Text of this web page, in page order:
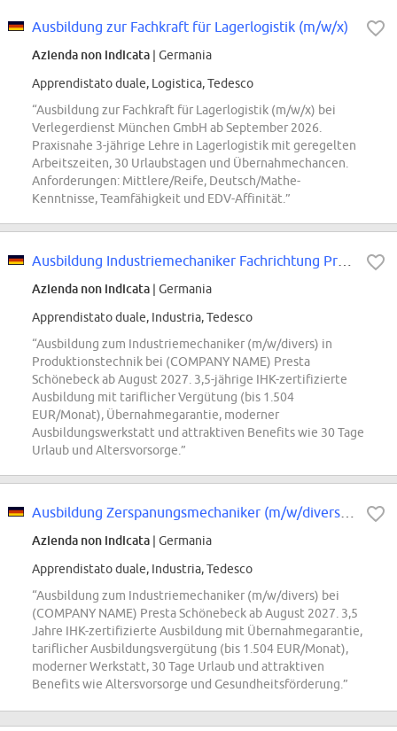
Ausbildung zur Fachkraft für Lagerlogistik (m/w/x)
Azienda non indicata | Germania
Apprendistato duale, Logistica, Tedesco
“Ausbildung zur Fachkraft für Lagerlogistik (m/w/x) bei
Verlegerdienst München GmbH ab September 2026.
Praxisnahe 3-jährige Lehre in Lagerlogistik mit geregelten
Arbeitszeiten, 30 Urlaubstagen und Übernahmechancen.
Anforderungen: Mittlere/Reife, Deutsch/Mathe-
Kenntnisse, Teamfähigkeit und EDV-Affinität.”
Azienda non indicata | Germania
Apprendistato duale, Industria, Tedesco
“Ausbildung zum Industriemechaniker (m/w/divers) in
Produktionstechnik bei (COMPANY NAME) Presta
Schönebeck ab August 2027. 3,5-jährige IHK-zertifizierte
Ausbildung mit tariflicher Vergütung (bis 1.504
EUR/Monat), Übernahmegarantie, moderner
Ausbildungswerkstatt und attraktiven Benefits wie 30 Tage
Urlaub und Altersvorsorge.”
Azienda non indicata | Germania
Apprendistato duale, Industria, Tedesco
“Ausbildung zum Industriemechaniker (m/w/divers) bei
(COMPANY NAME) Presta Schönebeck ab August 2027. 3,5
Jahre IHK-zertifizierte Ausbildung mit Übernahmegarantie,
tariflicher Ausbildungsvergütung (bis 1.504 EUR/Monat),
moderner Werkstatt, 30 Tage Urlaub und attraktiven
Benefits wie Altersvorsorge und Gesundheitsförderung.”